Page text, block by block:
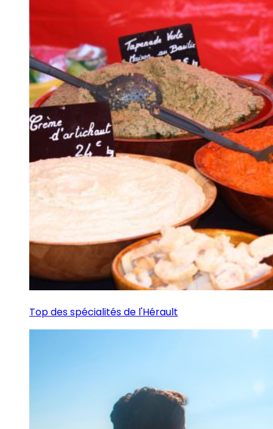
Top des spécialités de l'Hérault